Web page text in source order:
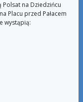
Polsat na Dziedzińcu
Placu przed Pałacem
wystąpią: